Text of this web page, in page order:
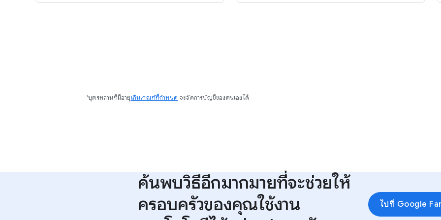
¹บุตรหลานที่มีอายุ เกินเกณฑ์ที่กำหนด จะจัดการบัญชีของตนเองได้
ค้นพบวิธีอีกมากมายที่จะช่วยให้
ครอบครัวของคุณใช้งาน
ไปที่ Google